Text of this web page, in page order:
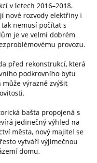
v letech 2016–2018.
nové rozvody elektřiny i
nemusí počítat s
je ve velmi dobrém
provozu.
před rekonstrukcí, která
podkrovního bytu
výrazně zvýšit
bašta propojená s
jedinečný výhled na
města, nový majitel se
vytváří výjimečnou
domu.